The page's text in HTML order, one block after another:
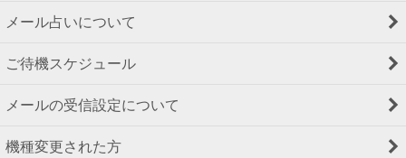
メール占いについて
ご待機スケジュール
メールの受信設定について
機種変更された方